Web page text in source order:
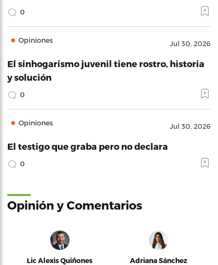
0
Opiniones Jul 30, 2026
El sinhogarismo juvenil tiene rostro, historia
y solución
0
Opiniones Jul 30, 2026
El testigo que graba pero no declara
0
Opinión y Comentarios
Lic Alexis Quiñones Adriana Sánchez